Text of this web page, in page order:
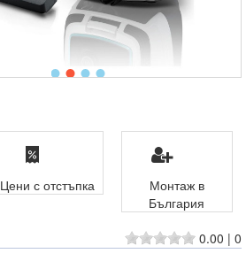
0.00 | 0
Цени с отстъпка
Монтаж в
България